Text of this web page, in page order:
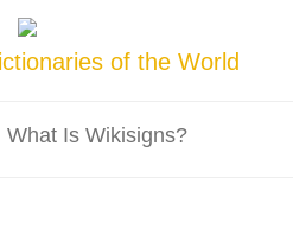
of the World
What Is Wikisigns?